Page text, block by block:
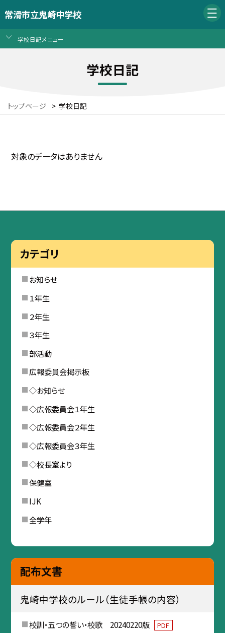
常滑市立鬼崎中学校
学校日記メニュー
学校日記
トップページ > 学校日記
対象のデータはありません
カテゴリ
お知らせ
１年生
２年生
３年生
部活動
広報委員会掲示板
◇お知らせ
◇広報委員会１年生
◇広報委員会２年生
◇広報委員会３年生
◇校長室より
保健室
IJK
全学年
配布文書
鬼崎中学校のルール（生徒手帳の内容）
校訓・五つの誓い・校歌 20240220版 PDF